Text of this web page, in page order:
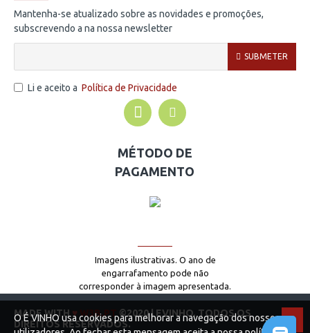
Mantenha-se atualizado sobre as novidades e promoções,
subscrevendo a na nossa newsletter
SUBMETER
Li e aceito a Política de Privacidade
MÉTODO DE
PAGAMENTO
Imagens ilustrativas. O ano de
engarrafamento pode não
corresponder à imagem apresentada.
MADE WITH ♥ W3B.PT
©2020 | EVINHO. TODOS OS
DIREITOS RESERVADOS.
O É VINHO usa cookies para melhorar a navegação dos nossos